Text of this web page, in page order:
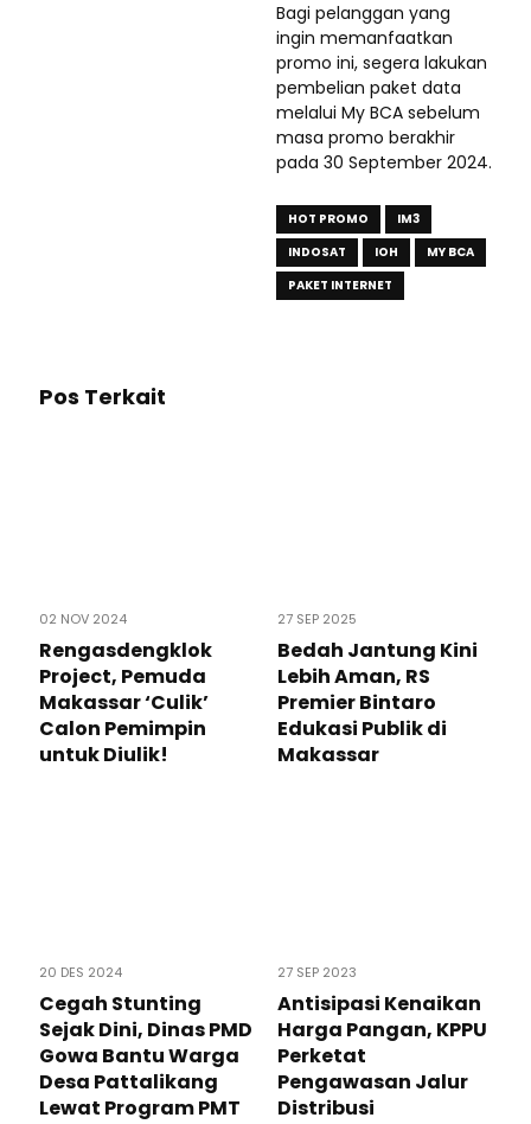
Bagi pelanggan yang
ingin memanfaatkan
promo ini, segera lakukan
pembelian paket data
melalui My BCA sebelum
masa promo berakhir
pada 30 September 2024.
HOT PROMO
IM3
INDOSAT
IOH
MY BCA
PAKET INTERNET
Pos Terkait
02 NOV 2024
Rengasdengklok
Project, Pemuda
Makassar ‘Culik’
Calon Pemimpin
untuk Diulik!
27 SEP 2025
Bedah Jantung Kini
Lebih Aman, RS
Premier Bintaro
Edukasi Publik di
Makassar
20 DES 2024
Cegah Stunting
Sejak Dini, Dinas PMD
Gowa Bantu Warga
Desa Pattalikang
Lewat Program PMT
27 SEP 2023
Antisipasi Kenaikan
Harga Pangan, KPPU
Perketat
Pengawasan Jalur
Distribusi